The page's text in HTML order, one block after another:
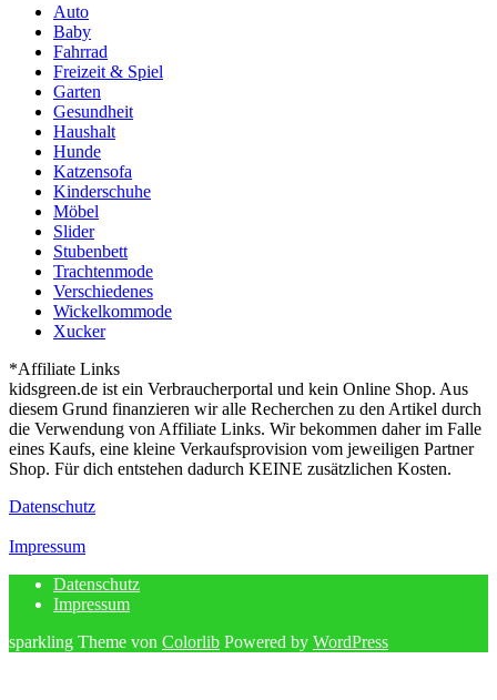
Auto
Baby
Fahrrad
Freizeit & Spiel
Garten
Gesundheit
Haushalt
Hunde
Katzensofa
Kinderschuhe
Möbel
Slider
Stubenbett
Trachtenmode
Verschiedenes
Wickelkommode
Xucker
*Affiliate Links
kidsgreen.de ist ein Verbraucherportal und kein Online Shop. Aus
diesem Grund finanzieren wir alle Recherchen zu den Artikel durch
die Verwendung von Affiliate Links. Wir bekommen daher im Falle
eines Kaufs, eine kleine Verkaufsprovision vom jeweiligen Partner
Shop. Für dich entstehen dadurch KEINE zusätzlichen Kosten.
Datenschutz
Impressum
Datenschutz
Impressum
sparkling Theme von Colorlib Powered by WordPress